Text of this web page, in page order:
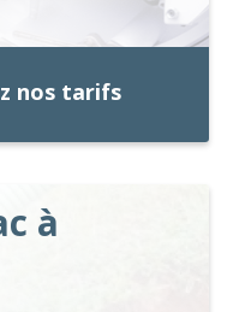
nos tarifs
à